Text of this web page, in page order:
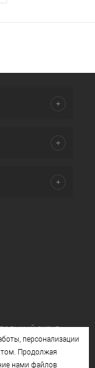
округ
стр. 1, этаж 4
персонализации
Продолжая
нами файлов